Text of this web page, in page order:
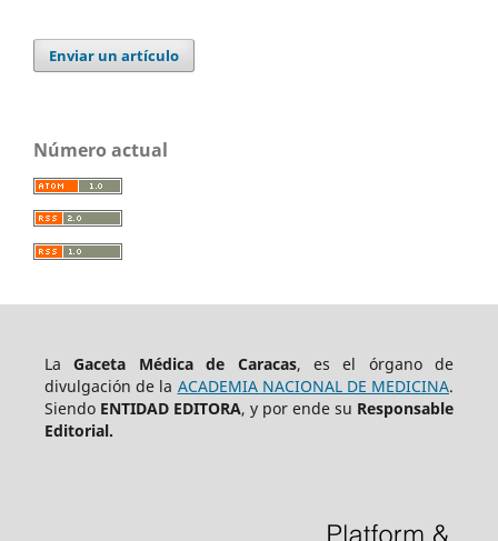
Enviar un artículo
Número actual
LaGaceta Médica de Caracas, es el órgano de
divulgación de la ACADEMIA NACIONAL DE MEDICINA.
Siendo ENTIDAD EDITORA, y por ende su Responsable
Editorial.